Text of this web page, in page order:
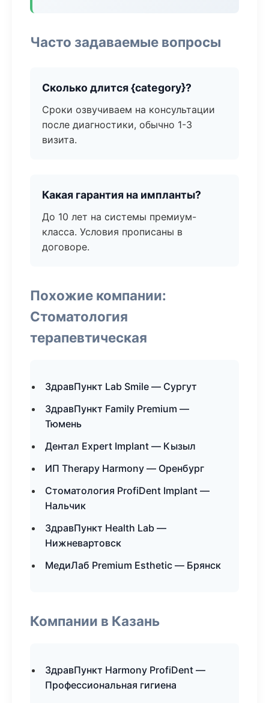
Часто задаваемые вопросы
Сколько длится {category}?
Сроки озвучиваем на консультации
после диагностики, обычно 1-3
визита.
Какая гарантия на импланты?
До 10 лет на системы премиум-
класса. Условия прописаны в
договоре.
Похожие компании:
Стоматология
терапевтическая
ЗдравПункт Lab Smile — Сургут
ЗдравПункт Family Premium —
Тюмень
Дентал Expert Implant — Кызыл
ИП Therapy Harmony — Оренбург
Стоматология ProfiDent Implant —
Нальчик
ЗдравПункт Health Lab —
Нижневартовск
МедиЛаб Premium Esthetic — Брянск
Компании в Казань
ЗдравПункт Harmony ProfiDent —
Профессиональная гигиена